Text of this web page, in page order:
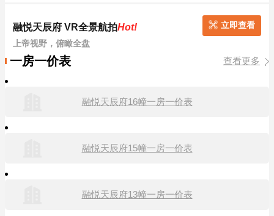
融悦天辰府 VR全景航拍Hot!
上帝视野，俯瞰全盘
立即查看
一房一价表 查看更多
融悦天辰府16幢一房一价表
融悦天辰府15幢一房一价表
融悦天辰府13幢一房一价表